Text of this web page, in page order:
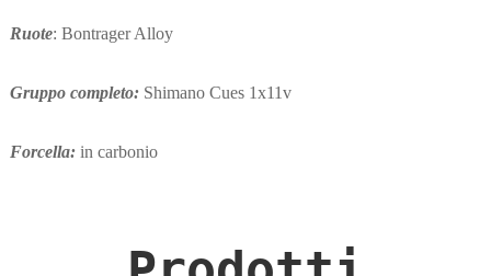
Ruote: Bontrager Alloy
Gruppo completo: Shimano Cues 1x11v
Forcella: in carbonio